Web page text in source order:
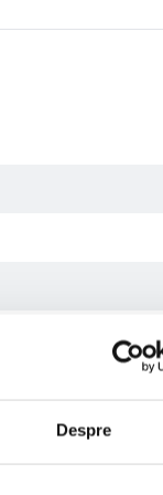
Despre